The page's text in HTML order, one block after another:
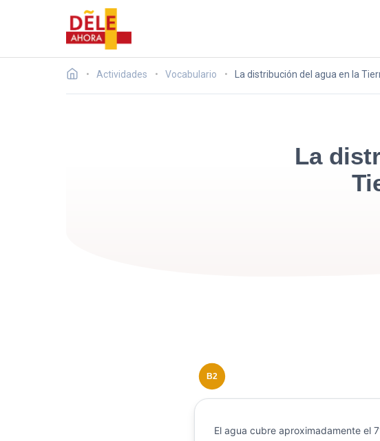
Actividades Vocabulario La distribución del agua en la
La
B2
El agua cubre aproximadamente el